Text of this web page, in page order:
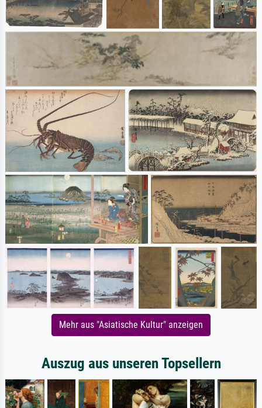
Mehr aus "Asiatische Kultur" anzeigen
Auszug aus unseren Topsellern